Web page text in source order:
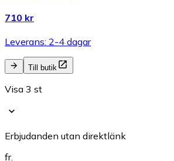
710 kr
Leverans: 2-4 dagar
Till butik
Visa 3 st
Erbjudanden utan direktlänk
fr.